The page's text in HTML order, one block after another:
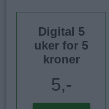
Digital 5
uker for 5
kroner
5,-